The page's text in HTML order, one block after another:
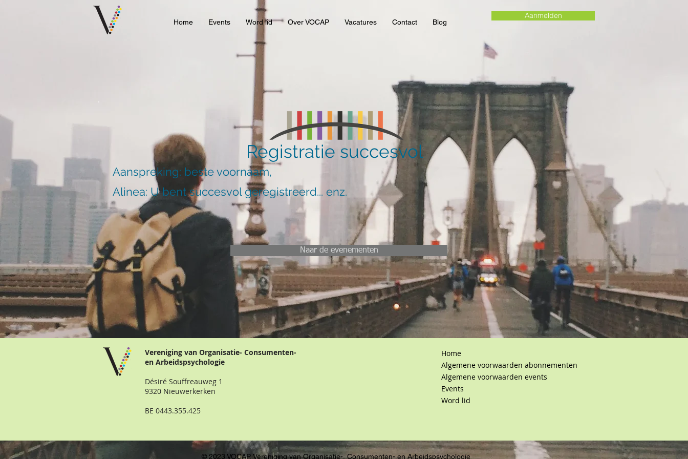
Home Events Word lid Over VOCAP Vacatures Contact Blog
Aanmelden
Registratie succesvol
Aanspreking: beste voornaam,
Alinea: U bent succesvol geregistreerd... enz.
Naar de evenementen
Vereniging van Organisatie- Consumenten-
en Arbeidspsychologie
Désiré Souffreauweg 1
9320 Nieuwerkerken
BE 0443.355.425
Home
Algemene voorwaarden abonnementen
Algemene voorwaarden events
Events
Word lid
© 2023 VOCAP, Vereniging van Organisatie-, Consumenten- en Arbeidspsychologie